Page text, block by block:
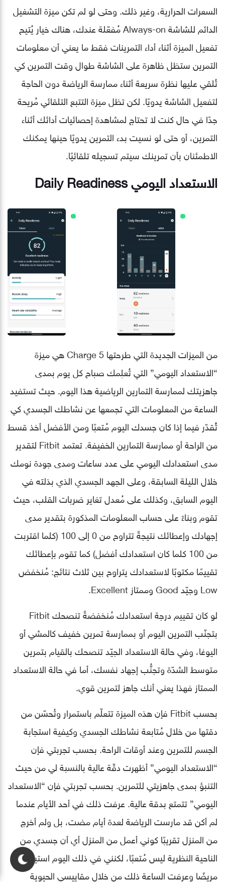
السعرات الحرارية، وغير ذلك. وحتى لو لم تكن ميزة التشغيل
الدائم للشاشة Always-on مُفعّلة عندك، هناك خيار يُتيح
تفعيل الميزة أثناء أداء التمرينات فقط ما يعني أن معلومات
التمرين ستظل ظاهرة على الشاشة طوال وقت التمرين كي
تُلقي عليها نظرة سريعة أثناء ممارسة الرياضة دون الحاجة
لتفعيل الشاشة يدويًا. لكن تظل ميزة التتبع التلقائي مُريحة
جدًا في حال كنت لا تحتاج لمشاهدة إحصائيات أدائك أثناء
التمرين، أو حتى لو نسيت بدء التمرين يدويًا حينها يمكنك
الاطمئنان بأن تمرينك سيتم تسجيله تلقائيًا.
الاستعداد اليومي Daily Readiness
من الميزات الجديدة التي طرحتها Charge 5 هي ميزة
“الاستعداد اليومي” التي تُعلِمك صباح كل يوم بمدى
جاهزيتك لممارسة التمارين الرياضية هذا اليوم. حيث تستفيد
الساعة من المعلومات التي تجمعها عن نشاطك الجسدي كي
تُُقدّر فيما إذا كان جسدك اليوم مُتعبًا ومن الأفضل أخذ قسط
من الراحة أو ممارسة التمارين الخفيفة. تعتمد Fitbit لتقدير
مدى استعدادك اليومي على عدد ساعات ومدى جودة نومك
خلال الليلة السابقة، وعلى الجهد الجسدي الذي بذلته في
اليوم السابق، وكذلك على مُعدل تغاير ضربات القلب، حيث
تقوم وبناءً على حساب المعلومات المذكورة بتقدير مدى
إجهادك وإعطائك نتيجةً تتراوح من 0 إلى 100 (كلما اقتربت
من 100 كلما كان استعدادك أفضل) كما تقوم بإعطائك
تقييمًا مكتوبًا لاستعدادك يتراوح بين ثلاث نتائج: مُنخفض
Low وجيّد Good وممتاز Excellent.
لو كان تقييم درجة استعدادك مُنخفضةً تنصحك Fitbit
بتجنّب التمرين اليوم أو بممارسة تمرين خفيف كالمشي أو
اليوغا، وفي حالة الاستعداد الجيّد تنصحك بالقيام بتمرين
متوسط الشدّة وتجنُّب إجهاد نفسك، أما في حالة الاستعداد
الممتاز فهذا يعني أنك جاهز لتمرين قوي.
بحسب Fitbit فإن هذه الميزة تتعلّم باستمرار وتُحسّن من
دقتها من خلال مُتابعة نشاطك الجسدي وكيفية استجابة
الجسم للتمرين وعند أوقات الراحة. بحسب تجربتي فإن
“الاستعداد اليومي” أظهرت دقّة عالية بالنسبة لي من حيث
التنبؤ بمدى جاهزيتي للتمرين. بحسب تجربتي فإن “الاستعداد
اليومي” تتمتع بدقة عالية. عرفت ذلك في أحد الأيام عندما
لم أكن قد مارست الرياضة لعدة أيام مضت، بل ولم أخرج
من المنزل تقريبًا كوني أعمل من المنزل أي أن جسدي من
الناحية النظرية ليس مُتعبًا، لكنني في ذلك اليوم استيقظتُ
مريضًا وعرفت الساعة ذلك من خلال مقاييسي الحيوية